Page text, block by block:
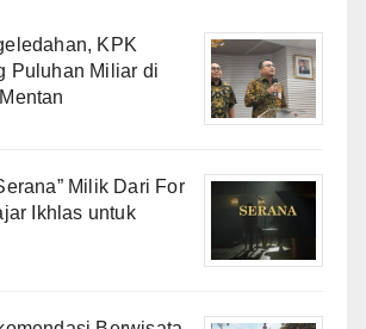
KPK
Puluhan Miliar di
Milik Dari For
Ikhlas untuk